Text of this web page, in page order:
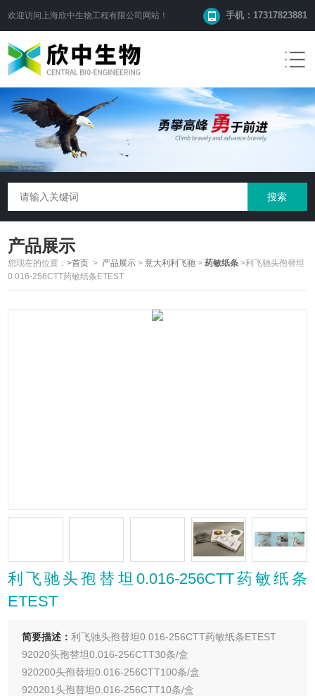
欢迎访问 上海欣中生物工程有限公司 网站！ 手机：17317823881
产品展示
您现在的位置：>首页 > 产品展示 >意大利利飞驰 >药敏纸条 >利飞驰头孢替坦
0.016-256CTT药敏纸条ETEST
利飞驰头孢替坦0.016-256CTT药敏纸条
ETEST
简要描述：利飞驰头孢替坦0.016-256CTT药敏纸条ETEST
92020头孢替坦0.016-256CTT30条/盒
920200头孢替坦0.016-256CTT100条/盒
920201头孢替坦0.016-256CTT10条/盒